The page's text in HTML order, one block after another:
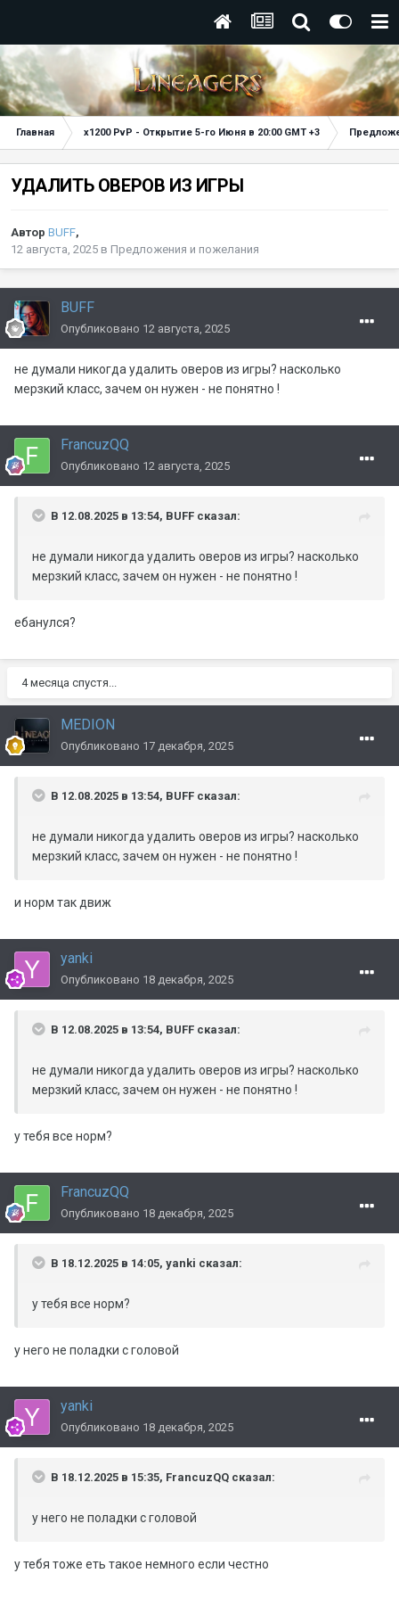
Главная x1200 PvP - Открытие 5-го Июня в 20:00 GMT +3
УДАЛИТЬ ОВЕРОВ ИЗ ИГРЫ
Автор BUFF,
12 августа, 2025 в Предложения и пожелания
BUFF
Опубликовано 12 августа, 2025
не думали никогда удалить оверов из игры? насколько
мерзкий класс, зачем он нужен - не понятно !
FrancuzQQ
Опубликовано 12 августа, 2025
В 12.08.2025 в 13:54, BUFF сказал:
не думали никогда удалить оверов из игры? насколько
мерзкий класс, зачем он нужен - не понятно !
ебанулся?
4 месяца спустя...
MEDION
Опубликовано 17 декабря, 2025
В 12.08.2025 в 13:54, BUFF сказал:
не думали никогда удалить оверов из игры? насколько
мерзкий класс, зачем он нужен - не понятно !
и норм так движ
yanki
Опубликовано 18 декабря, 2025
В 12.08.2025 в 13:54, BUFF сказал:
не думали никогда удалить оверов из игры? насколько
мерзкий класс, зачем он нужен - не понятно !
у тебя все норм?
FrancuzQQ
Опубликовано 18 декабря, 2025
В 18.12.2025 в 14:05, yanki сказал:
у тебя все норм?
у него не поладки с головой
yanki
Опубликовано 18 декабря, 2025
В 18.12.2025 в 15:35, FrancuzQQ сказал:
у него не поладки с головой
у тебя тоже еть такое немного если честно